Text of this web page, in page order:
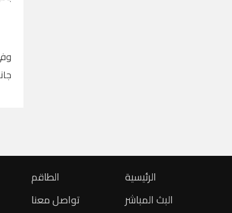
الطاقم
تواصل معنا
الرئيسية
البث المباشر